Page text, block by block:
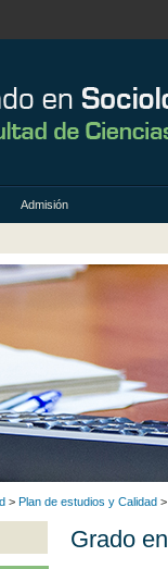
Admisión
> Plan de estudios y Calidad
Grado